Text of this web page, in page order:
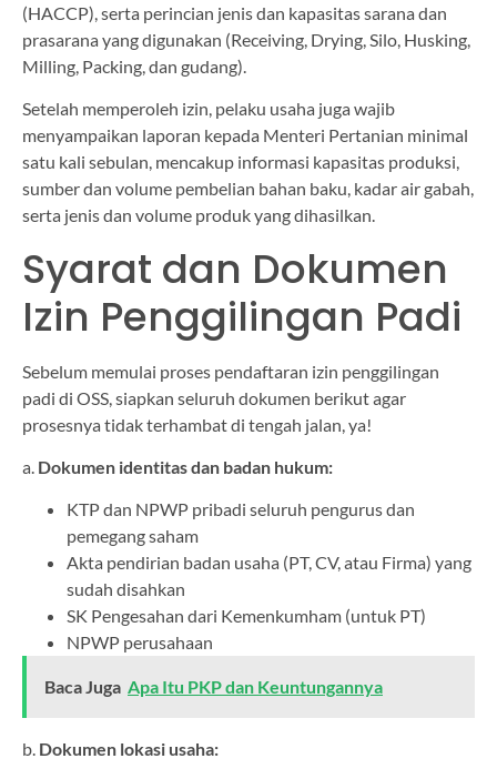
(HACCP), serta perincian jenis dan kapasitas sarana dan
prasarana yang digunakan (Receiving, Drying, Silo, Husking,
Milling, Packing, dan gudang).
Setelah memperoleh izin, pelaku usaha juga wajib
menyampaikan laporan kepada Menteri Pertanian minimal
satu kali sebulan, mencakup informasi kapasitas produksi,
sumber dan volume pembelian bahan baku, kadar air gabah,
serta jenis dan volume produk yang dihasilkan.
Syarat dan Dokumen
Izin Penggilingan Padi
Sebelum memulai proses pendaftaran izin penggilingan
padi di OSS, siapkan seluruh dokumen berikut agar
prosesnya tidak terhambat di tengah jalan, ya!
a. Dokumen identitas dan badan hukum:
KTP dan NPWP pribadi seluruh pengurus dan
pemegang saham
Akta pendirian badan usaha (PT, CV, atau Firma) yang
sudah disahkan
SK Pengesahan dari Kemenkumham (untuk PT)
NPWP perusahaan
Baca Juga Apa Itu PKP dan Keuntungannya
b. Dokumen lokasi usaha: